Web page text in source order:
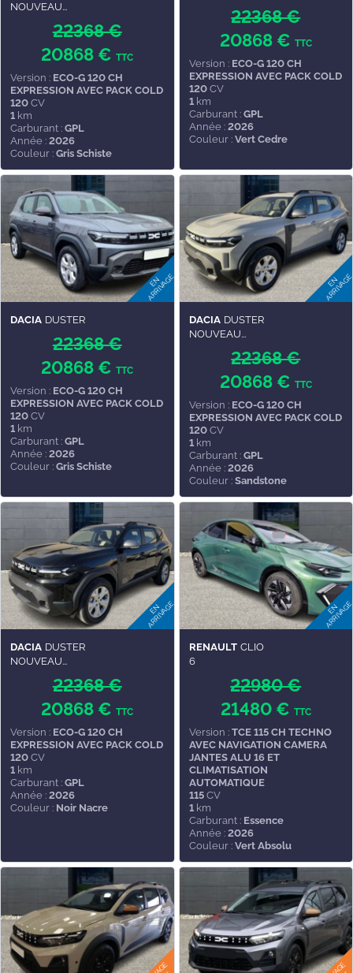
NOUVEAU...
22368 €
20868 €TTC
Version : ECO-G 120 CH
EXPRESSION AVEC PACK COLD
120 CV
1 km
Carburant : GPL
Année : 2026
Couleur : Gris Schiste
22368 €
20868 € TTC
Version : ECO-G 120 CH
EXPRESSION AVEC PACK COLD
120CV
1km
Carburant : GPL
Année : 2026
Couleur : Vert Cedre
DACIA DUSTER
22368 €
20868 €TTC
Version : ECO-G 120 CH
EXPRESSION AVEC PACK COLD
120 CV
1 km
Carburant : GPL
Année : 2026
Couleur : Gris Schiste
DACIA DUSTER
NOUVEAU...
22368 €
20868 € TTC
Version : ECO-G 120 CH
EXPRESSION AVEC PACK COLD
120CV
1km
Carburant : GPL
Année : 2026
Couleur : Sandstone
DACIA DUSTER
NOUVEAU...
22368 €
20868 €TTC
Version : ECO-G 120 CH
EXPRESSION AVEC PACK COLD
120 CV
1 km
Carburant : GPL
Année : 2026
Couleur : Noir Nacre
RENAULT CLIO
6
22980 €
21480 € TTC
Version : TCE 115 CH TECHNO
AVEC NAVIGATION CAMERA
JANTES ALU 16 ET
CLIMATISATION
AUTOMATIQUE
115CV
1km
Carburant : Essence
Année : 2026
Couleur : Vert Absolu